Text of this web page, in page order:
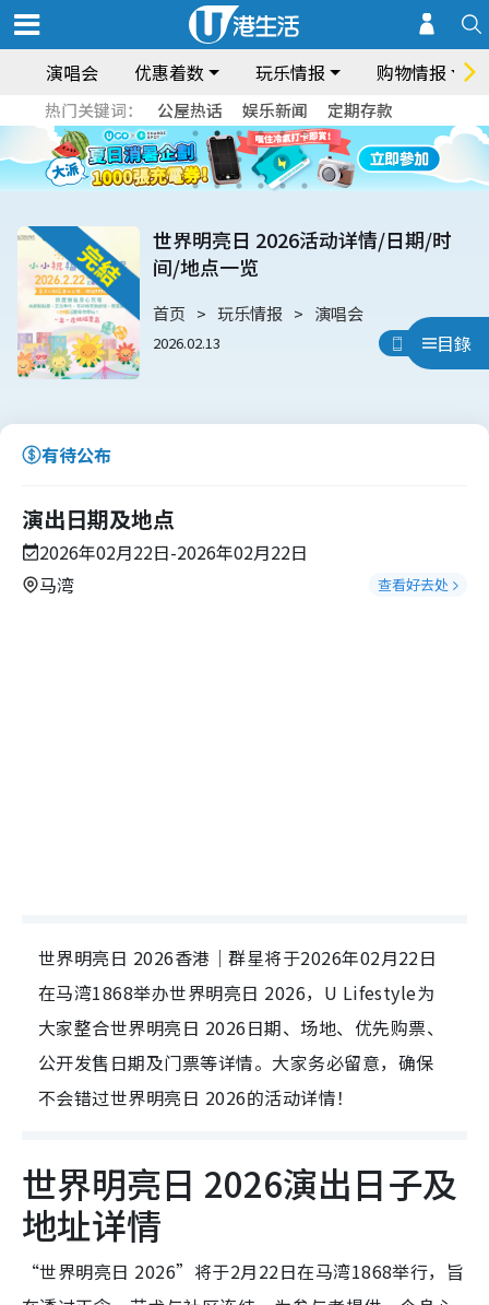
演唱会 优惠着数 玩乐情报 购物情报
热门关键词： 公屋热话 娱乐新闻 定期存款
目錄
世界明亮日 2026活动详情/日期/时
间/地点一览
首页 玩乐情报 演唱会
2026.02.13 用App睇
有待公布
演出日期及地点
2026年02月22日-2026年02月22日
马湾
查看好去处
世界明亮日 2026香港｜群星将于2026年02月22日
在马湾1868举办世界明亮日 2026，U Lifestyle为
大家整合世界明亮日 2026日期、场地、优先购票、
公开发售日期及门票等详情。大家务必留意，确保
不会错过世界明亮日 2026的活动详情！
世界明亮日 2026演出日子及
地址详情
“世界明亮日 2026”将于2月22日在马湾1868举行，旨